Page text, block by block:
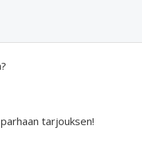
tarjouksen!